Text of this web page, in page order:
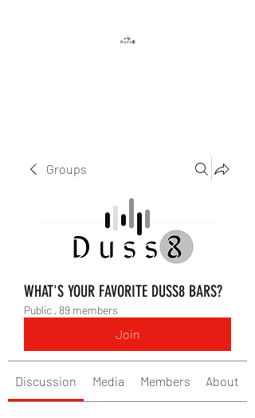
Groups
WHAT'S YOUR FAVORITE DUSS8 BARS?
Public · 89 members
Join
Discussion Media Members About